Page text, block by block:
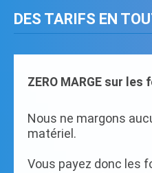
DES TARIFS EN
ZERO MARGE sur les
Nous ne margons
matériel.
Vous payez donc les